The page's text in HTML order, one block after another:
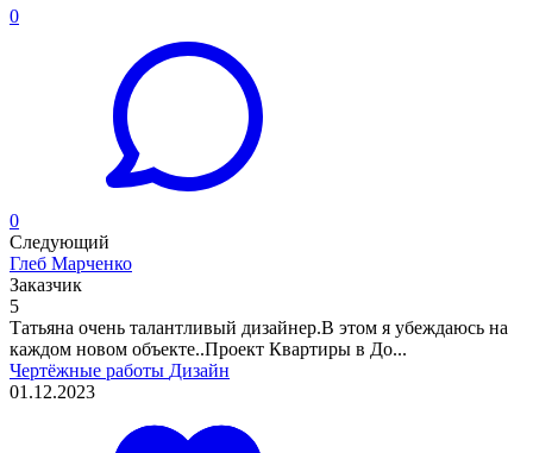
0
0
Следующий
Глеб Марченко
Заказчик
5
Татьяна очень талантливый дизайнер.В этом я убеждаюсь на
каждом новом объекте..Проект Квартиры в До...
Чертёжные работы Дизайн
01.12.2023